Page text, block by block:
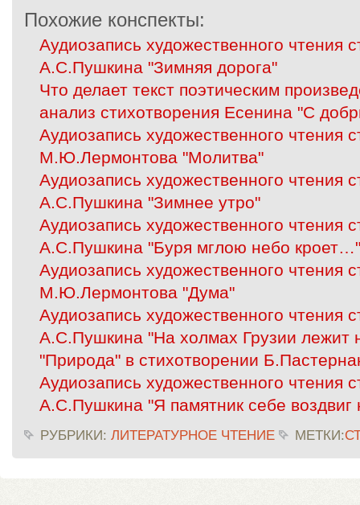
Похожие конспекты:
Аудиозапись художественного чтения
А.С.Пушкина "Зимняя дорога"
Что делает текст поэтическим
анализ стихотворения Есенина "С
Аудиозапись художественного чтения
М.Ю.Лермонтова "Молитва"
Аудиозапись художественного чтения
А.С.Пушкина "Зимнее утро"
Аудиозапись художественного чтения
А.С.Пушкина "Буря мглою небо
Аудиозапись художественного чтения
М.Ю.Лермонтова "Дума"
Аудиозапись художественного чтения
А.С.Пушкина "На холмах Грузии лежит
"Природа" в стихотворении
Аудиозапись художественного чтения
А.С.Пушкина "Я памятник себе
РУБРИКИ: ЛИТЕРАТУРНОЕ ЧТЕНИЕ МЕТКИ: